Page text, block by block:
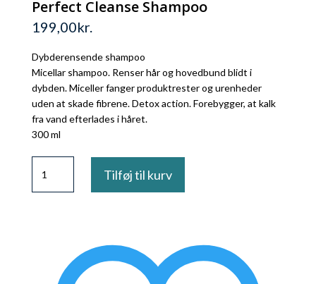
Perfect Cleanse Shampoo
199,00kr.
Dybderensende shampoo
Micellar shampoo. Renser hår og hovedbund blidt i
dybden. Miceller fanger produktrester og urenheder
uden at skade fibrene. Detox action. Forebygger, at kalk
fra vand efterlades i håret.
300 ml
Cleanse
Shampoo
Tilføj til kurv